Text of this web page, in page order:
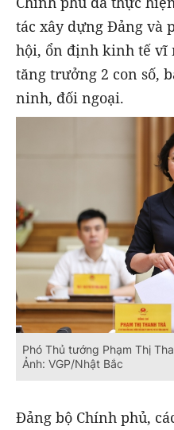
tác xây dựng Đảng và
hội, ổn định kinh tế vĩ
tăng trưởng 2 con số,
ninh, đối ngoại.
Phó Thủ tướng Phạm Thị
Ảnh: VGP/Nhật Bắc
Đảng bộ Chính phủ,